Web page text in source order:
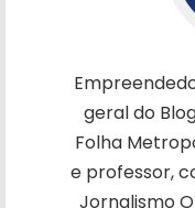
geral do
Folha
e professor,
Jornalismo